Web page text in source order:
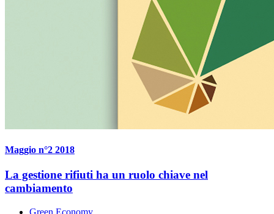
Maggio n°2 2018
La gestione rifiuti ha un ruolo chiave nel
cambiamento
Green Economy